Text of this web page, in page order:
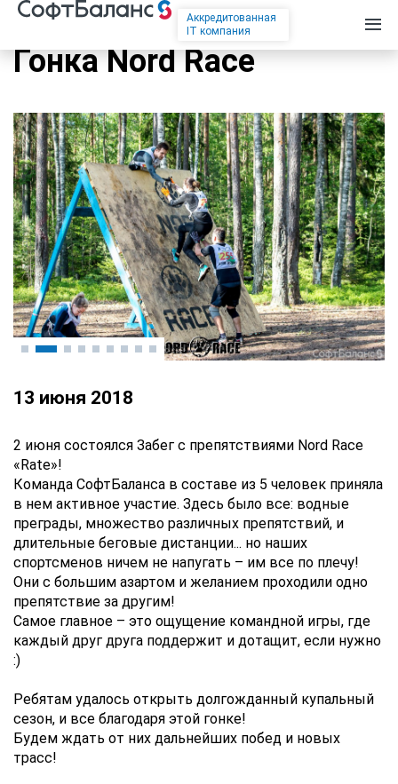
Аккредитованная
IT компания
Гонка Nord Race
13 июня 2018
2 июня состоялся Забег с препятствиями Nord Race
«Rate»!
Команда СофтБаланса в составе из 5 человек приняла
в нем активное участие. Здесь было все: водные
преграды, множество различных препятствий, и
длительные беговые дистанции... но наших
спортсменов ничем не напугать – им все по плечу!
Они с большим азартом и желанием проходили одно
препятствие за другим!
Самое главное – это ощущение командной игры, где
каждый друг друга поддержит и дотащит, если нужно
:)
Ребятам удалось открыть долгожданный купальный
сезон, и все благодаря этой гонке!
Будем ждать от них дальнейших побед и новых
трасс!